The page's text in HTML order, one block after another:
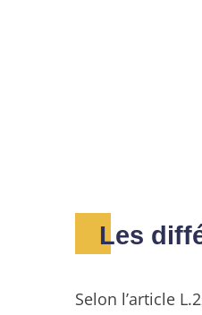
Les
Selon l’article